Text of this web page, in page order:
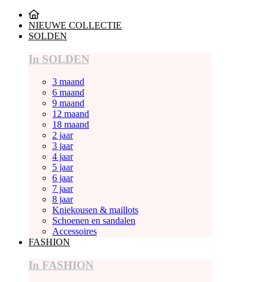
NIEUWE COLLECTIE
SOLDEN
In SOLDEN
3 maand
6 maand
9 maand
12 maand
18 maand
2 jaar
3 jaar
4 jaar
5 jaar
6 jaar
7 jaar
8 jaar
Kniekousen & maillots
Schoenen en sandalen
Accessoires
FASHION
In FASHION